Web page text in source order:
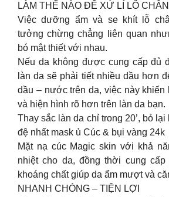
LÀM THẾ NÀO ĐỂ XỬ LÍ LỖ
Việc dưỡng ẩm và se khít lỗ
tưởng chừng chẳng liên quan
bó mật thiết với nhau.
Nếu da không được cung cấp đủ
làn da sẽ phải tiết nhiều dầu hơn
dầu – nước trên da, việc này khiến
và hiện hình rõ hơn trên làn da bạn.
Thay sắc làn da chỉ trong 20’, bỏ
đệ nhất mask ủ Cúc & bụi vàng 24k
Mặt nạ cúc Magic skin với khả
nhiệt cho da, đồng thời cung
khoáng chất giúp da ẩm mượt và
NHANH CHÓNG – TIỆN LỢI